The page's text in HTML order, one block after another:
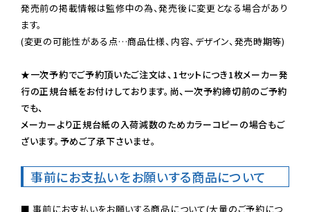
発売前の掲載情報は監修中の為、発売後に変更となる場合があり
ます。
(変更の可能性がある点…商品仕様、内容、デザイン、発売時期等)
★一次予約でご予約頂いたご注文は、1セットにつき1枚メーカー発
行の正規台紙をお付けしております。尚、一次予約締切前のご予約
でも、
メーカーより正規台紙の入荷減数のためカラーコピーの場合もご
ざいます。予めご了承下さいませ。
事前にお支払いをお願いする商品について
■ 事前にお支払いをお願いする商品について(大量のご予約につ